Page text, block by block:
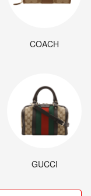
COACH
GUCCI